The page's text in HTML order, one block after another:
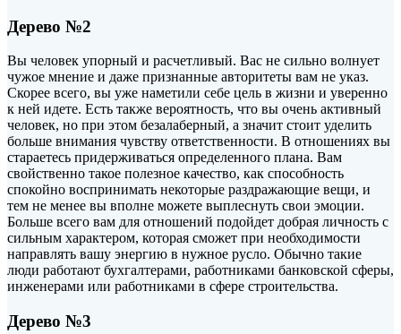
Дерево №2
Вы человек упорный и расчетливый. Вас не сильно волнует
чужое мнение и даже признанные авторитеты вам не указ.
Скорее всего, вы уже наметили себе цель в жизни и уверенно
к ней идете. Есть также вероятность, что вы очень активный
человек, но при этом безалаберный, а значит стоит уделить
больше внимания чувству ответственности. В отношениях вы
стараетесь придерживаться определенного плана. Вам
свойственно такое полезное качество, как способность
спокойно воспринимать некоторые раздражающие вещи, и
тем не менее вы вполне можете выплеснуть свои эмоции.
Больше всего вам для отношений подойдет добрая личность с
сильным характером, которая сможет при необходимости
направлять вашу энергию в нужное русло. Обычно такие
люди работают бухгалтерами, работниками банковской сферы,
инженерами или работниками в сфере строительства.
Дерево №3